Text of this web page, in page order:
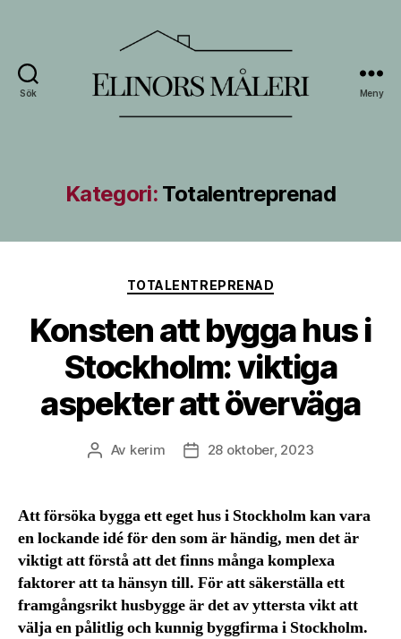
Sök Meny
Kategori: Totalentreprenad
Kategorier
TOTALENTREPRENAD
Konsten att bygga hus i
Stockholm: viktiga
aspekter att överväga
Inläggsförfattare
Av kerim Inläggsdatum
28 oktober, 2023
Att försöka bygga ett eget hus i Stockholm kan vara
en lockande idé för den som är händig, men det är
viktigt att förstå att det finns många komplexa
faktorer att ta hänsyn till. För att säkerställa ett
framgångsrikt husbygge är det av yttersta vikt att
välja en pålitlig och kunnig byggfirma i Stockholm.